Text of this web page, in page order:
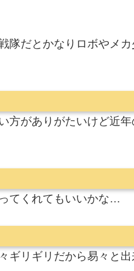
隊だとかなりロボやメ
方がありがたいけど近
てくれてもいいかな…
ギリギリだから易々と